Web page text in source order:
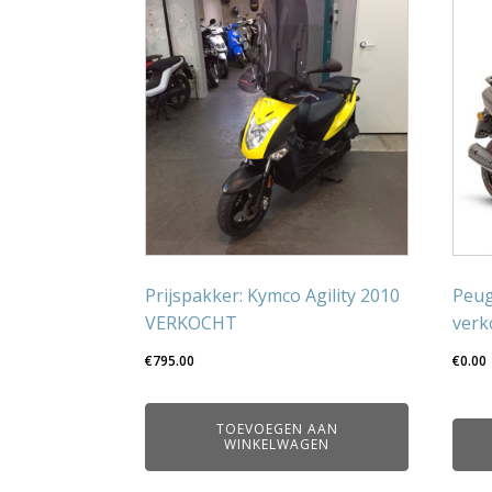
Prijspakker: Kymco Agility 2010
VERKOCHT
€795.00
TOEVOEGEN AAN
WINKELWAGEN
€0.00